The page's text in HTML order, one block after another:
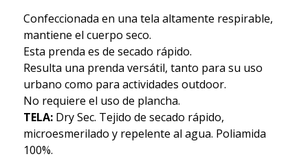
Confeccionada en una tela altamente respirable,
mantiene el cuerpo seco.
Esta prenda es de secado rápido.
Resulta una prenda versátil, tanto para su uso
urbano como para actividades outdoor.
No requiere el uso de plancha.
TELA:Dry Sec. Tejido de secado rápido,
microesmerilado y repelente al agua. Poliamida
100%.